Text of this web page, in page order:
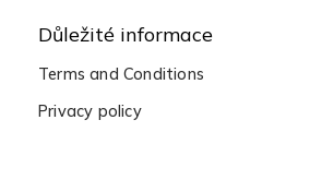
Důležité informace
Terms and Conditions
Privacy policy